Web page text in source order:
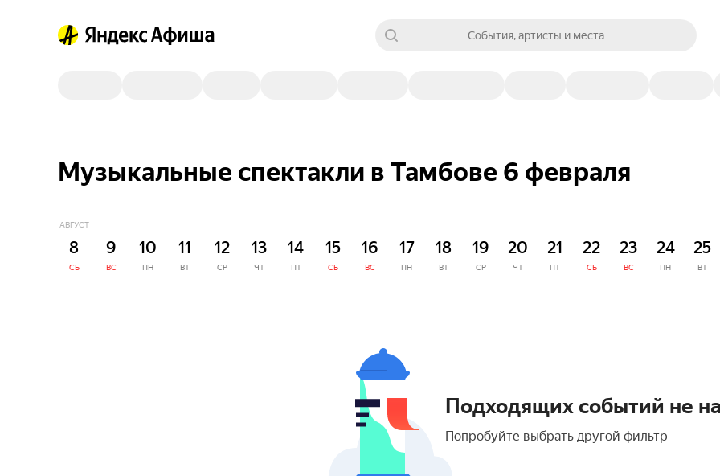
События, артисты и места
Музыкальные спектакли в Тамбове 6 февраля
АВГУСТ
8
СБ
9
ВС
10
ПН
11
ВТ
12
СР
13
ЧТ
14
ПТ
15
СБ
16
ВС
17
ПН
18
ВТ
19
СР
20
ЧТ
21
ПТ
22
СБ
23
ВС
24
ПН
25
ВТ
Подходящих событий не
Попробуйте выбрать другой фильтр